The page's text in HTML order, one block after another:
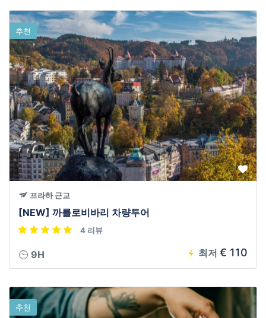
추천
프라하 근교
[NEW] 까를로비바리 차량투어
4 리뷰
9H 최저 € 110
추천